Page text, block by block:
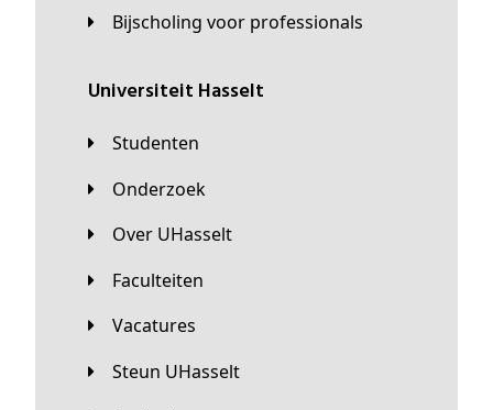
Bijscholing voor professionals
universiteit Hasselt
Studenten
Onderzoek
Over UHasselt
Faculteiten
Vacatures
Steun UHasselt